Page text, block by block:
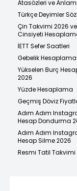
Atasözleri ve
Türkçe Deyimler
Çin Takvimi 2026
Cinsiyeti
İETT Sefer Saatleri
Gebelik Hesaplama
Yükselen Burç
2026
Yüzde Hesaplama
Geçmiş Döviz
Adım Adım
Hesap Dondurma
Adım Adım
Hesap Silme 2026
Resmi Tatil Takvimi